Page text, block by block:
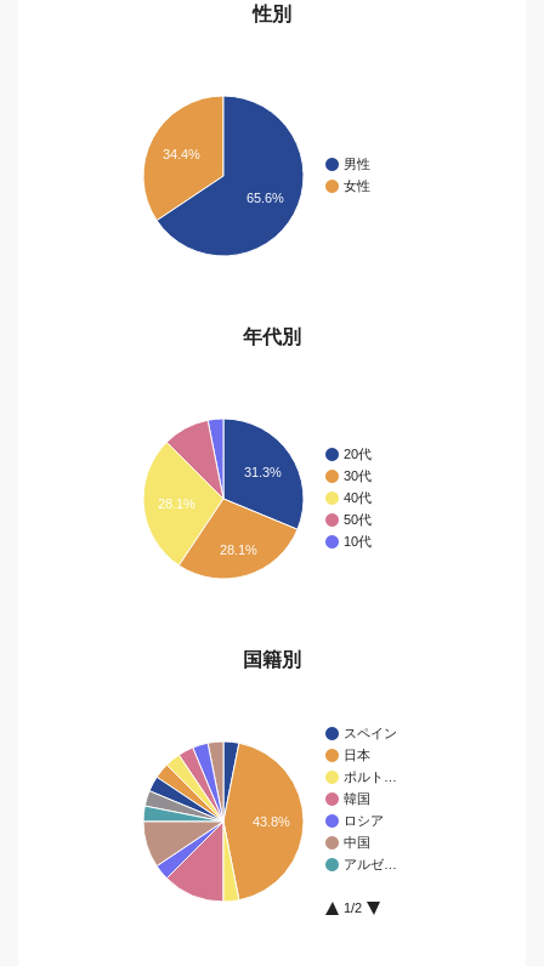
性別
男性
女性
34.4%
65.6%
年代別
20代
30代
40代
50代
10代
31.3%
28.1%
28.1%
国籍別
スペイン
日本
ポルト…
韓国
ロシア
中国
アルゼ…
1/2
43.8%